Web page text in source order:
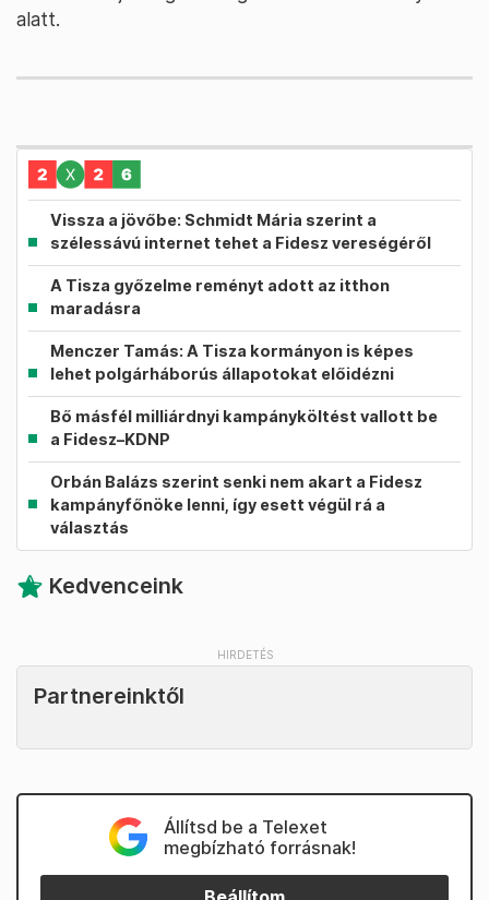
alatt.
Vissza a jövőbe: Schmidt Mária szerint a
szélessávú internet tehet a Fidesz vereségéről
A Tisza győzelme reményt adott az itthon
maradásra
Menczer Tamás: A Tisza kormányon is képes
lehet polgárháborús állapotokat előidézni
Bő másfél milliárdnyi kampányköltést vallott be
a Fidesz–KDNP
Orbán Balázs szerint senki nem akart a Fidesz
kampányfőnöke lenni, így esett végül rá a
választás
Kedvenceink
Partnereinktől
Állítsd be a Telexet
megbízható forrásnak!